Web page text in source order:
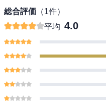
総合評価 （1件）
平均 4.0